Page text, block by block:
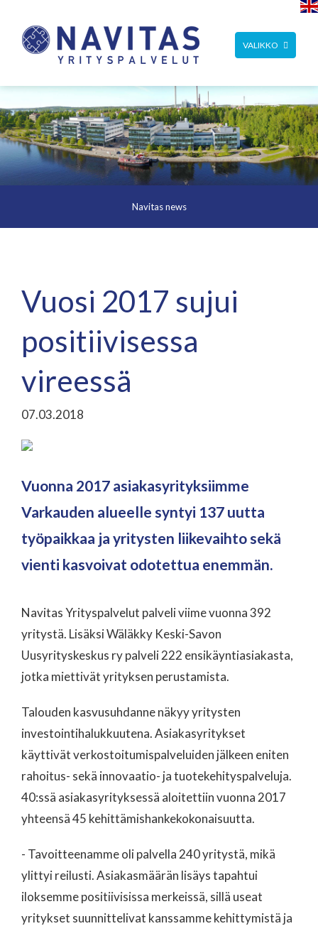
TOGGLE
NAVIGATION
VALIKKO
Navitas news
Vuosi 2017 sujui
positiivisessa
vireessä
07.03.2018
Vuonna 2017 asiakasyrityksiimme
Varkauden alueelle syntyi 137 uutta
työpaikkaa ja yritysten liikevaihto sekä
vienti kasvoivat odotettua enemmän.
Navitas Yrityspalvelut palveli viime vuonna 392
yritystä. Lisäksi Wäläkky Keski-Savon
Uusyrityskeskus ry palveli 222 ensikäyntiasiakasta,
jotka miettivät yrityksen perustamista.
Talouden kasvusuhdanne näkyy yritysten
investointihalukkuutena. Asiakasyritykset
käyttivät verkostoitumispalveluiden jälkeen eniten
rahoitus- sekä innovaatio- ja tuotekehityspalveluja.
40:ssä asiakasyrityksessä aloitettiin vuonna 2017
yhteensä 45 kehittämishankekokonaisuutta.
- Tavoitteenamme oli palvella 240 yritystä, mikä
ylittyi reilusti. Asiakasmäärän lisäys tapahtui
iloksemme positiivisissa merkeissä, sillä useat
yritykset suunnittelivat kanssamme kehittymistä ja